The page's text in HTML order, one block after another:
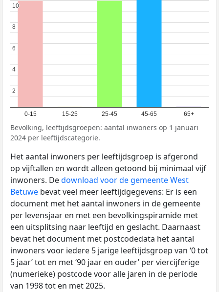
0-15 15-25 25-45 45-65 65+
2
2
4
4
6
6
8
8
10
10
Bevolking, leeftijdsgroepen: aantal inwoners op 1 januari
2024 per leeftijdscategorie.
Het aantal inwoners per leeftijdsgroep is afgerond
op vijftallen en wordt alleen getoond bij minimaal vijf
inwoners. Dedownload voor de gemeente West
Betuwe bevat veel meer leeftijdgegevens: Er is een
document met het aantal inwoners in de gemeente
per levensjaar en met een bevolkingspiramide met
een uitsplitsing naar leeftijd en geslacht. Daarnaast
bevat het document met postcodedata het aantal
inwoners voor iedere 5 jarige leeftijdsgroep van ‘0 tot
5 jaar’ tot en met ‘90 jaar en ouder’ per viercijferige
(numerieke) postcode voor alle jaren in de periode
van 1998 tot en met 2025.